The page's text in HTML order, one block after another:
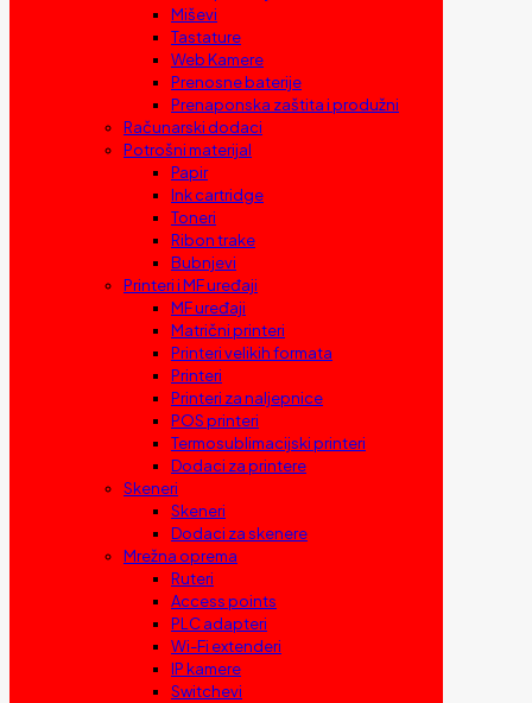
Miševi
Tastature
Web Kamere
Prenosne baterije
Prenaponska zaštita i produžni
Računarski dodaci
Potrošni materijal
Papir
Ink cartridge
Toneri
Ribon trake
Bubnjevi
Printeri i MF uređaji
MF uređaji
Matrični printeri
Printeri velikih formata
Printeri
Printeri za naljepnice
POS printeri
Termosublimacijski printeri
Dodaci za printere
Skeneri
Skeneri
Dodaci za skenere
Mrežna oprema
Ruteri
Access points
PLC adapteri
Wi-Fi extenderi
IP kamere
Switchevi